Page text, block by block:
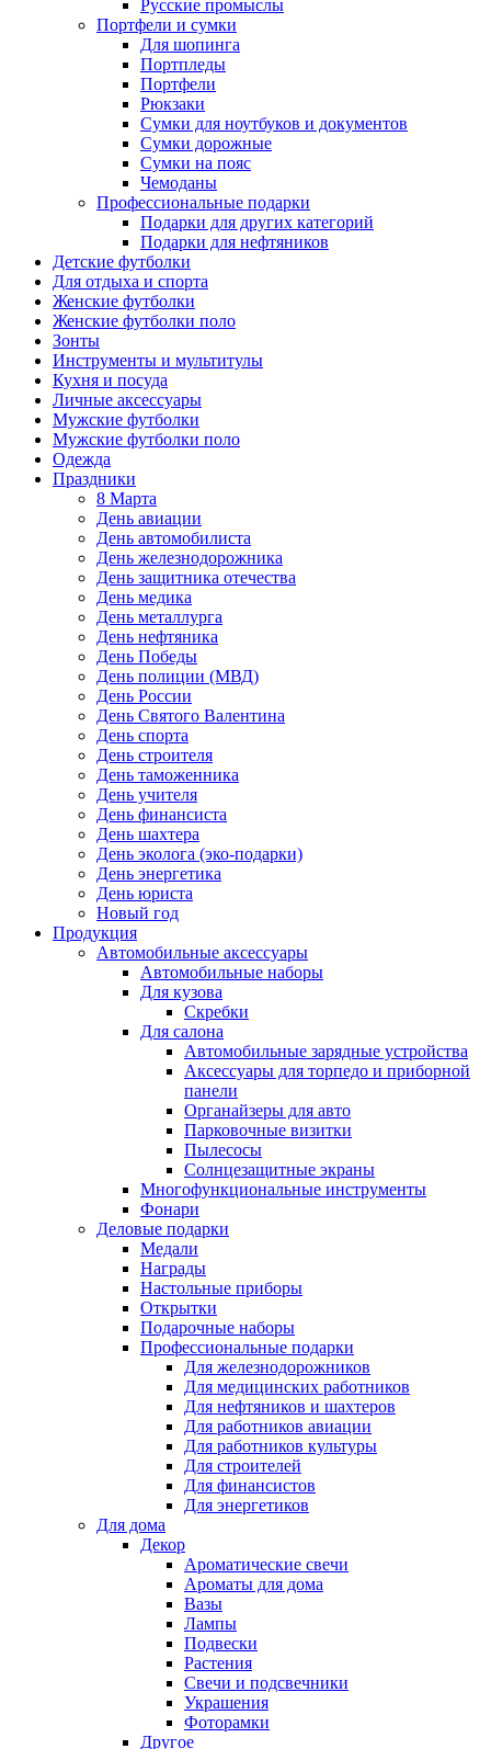
Русские промыслы
Портфели и сумки
Для шопинга
Портпледы
Портфели
Рюкзаки
Сумки для ноутбуков и документов
Сумки дорожные
Сумки на пояс
Чемоданы
Профессиональные подарки
Подарки для других категорий
Подарки для нефтяников
Детские футболки
Для отдыха и спорта
Женские футболки
Женские футболки поло
Зонты
Инструменты и мультитулы
Кухня и посуда
Личные аксессуары
Мужские футболки
Мужские футболки поло
Одежда
Праздники
8 Марта
День авиации
День автомобилиста
День железнодорожника
День защитника отечества
День медика
День металлурга
День нефтяника
День Победы
День полиции (МВД)
День России
День Святого Валентина
День спорта
День строителя
День таможенника
День учителя
День финансиста
День шахтера
День эколога (эко-подарки)
День энергетика
День юриста
Новый год
Продукция
Автомобильные аксессуары
Автомобильные наборы
Для кузова
Скребки
Для салона
Автомобильные зарядные устройства
Аксессуары для торпедо и приборной
панели
Органайзеры для авто
Парковочные визитки
Пылесосы
Солнцезащитные экраны
Многофункциональные инструменты
Фонари
Деловые подарки
Медали
Награды
Настольные приборы
Открытки
Подарочные наборы
Профессиональные подарки
Для железнодорожников
Для медицинских работников
Для нефтяников и шахтеров
Для работников авиации
Для работников культуры
Для строителей
Для финансистов
Для энергетиков
Для дома
Декор
Ароматические свечи
Ароматы для дома
Вазы
Лампы
Подвески
Растения
Свечи и подсвечники
Украшения
Фоторамки
Другое